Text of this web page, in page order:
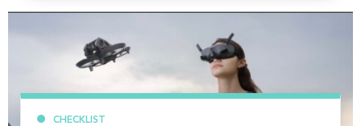
CHECKLIST